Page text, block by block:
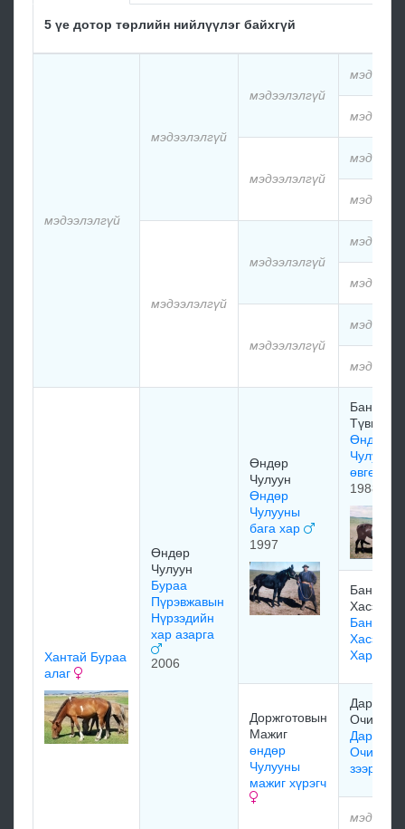
5 үе дотор төрлийн нийлүүлэг байхгүй
мэдээлэлгүй
мэдээлэлгүй
мэдээлэлгүй
мэдээлэлгүй
мэдээлэлгүй
мэдээлэлгүй
мэдээлэлгүй
Хантай Бураа
алаг
Өндөр
Чулуун
Бураа
Пүрэвжавын
Нүрзэдийн
хар азарга
2006
Өндөр
Чулуун
Өндөр
Чулууны
бага хар
1997
Банзайн
Өндөр
Чулууны
өвгөн
1988
Харагч
Доржготовын
Мажиг
өндөр
Чулууны
мажиг хүрэгч
Очирхуяг
зээрд